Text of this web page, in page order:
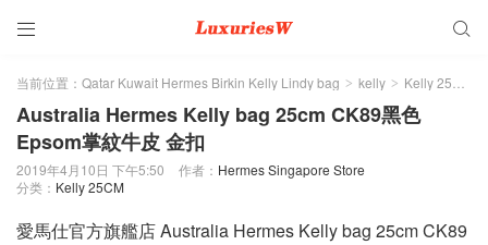
 
当前位置： Qatar Kuwait Hermes Birkin Kelly Lindy bag > kelly > Kelly 25CM
Australia Hermes Kelly bag 25cm CK89黑色
Epsom掌紋牛皮 金扣
2019年4月10日 下午5:50 作者： Hermes Singapore Store
分类： Kelly 25CM
愛馬仕官方旗艦店 Australia Hermes Kelly bag 25cm CK89